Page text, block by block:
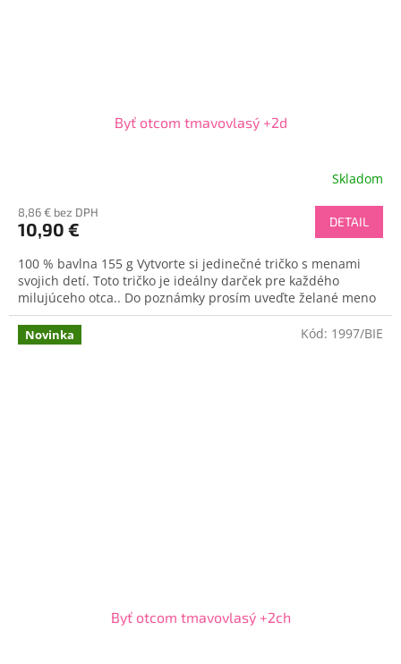
Byť otcom tmavovlasý +2d
Skladom
8,86 € bez DPH
10,90 € DETAIL
100 % bavlna 155 g Vytvorte si jedinečné tričko s menami
svojich detí. Toto tričko je ideálny darček pre každého
milujúceho otca.. Do poznámky prosím uveďte želané meno
Novinka
Byť otcom tmavovlasý +2ch
Kód: 1997/BIE